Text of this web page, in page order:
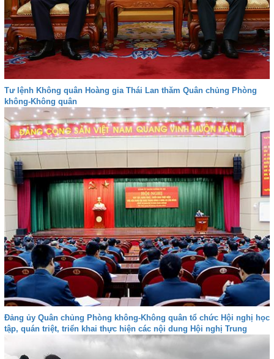
Tư lệnh Không quân Hoàng gia Thái Lan thăm Quân chủng Phòng
không-Không quân
Đảng ủy Quân chủng Phòng không-Không quân tổ chức Hội nghị học
tập, quán triệt, triển khai thực hiện các nội dung Hội nghị Trung